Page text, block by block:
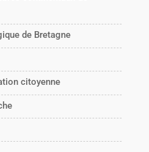
de Bretagne
citoyenne